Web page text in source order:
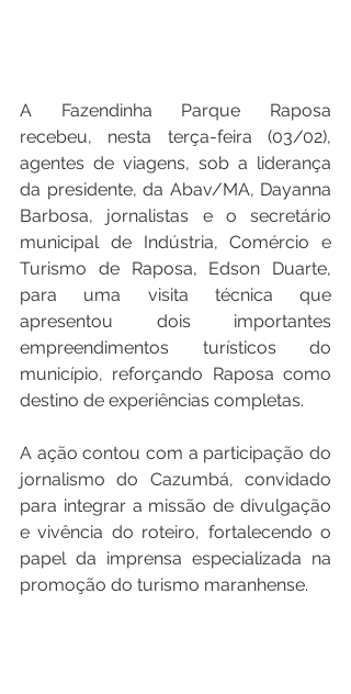
A Fazendinha Parque Raposa
recebeu, nesta terça-feira (03/02),
agentes de viagens, sob a liderança
da presidente, da Abav/MA, Dayanna
Barbosa, jornalistas e o secretário
municipal de Indústria, Comércio e
Turismo de Raposa, Edson Duarte,
para uma visita técnica que
apresentou dois importantes
empreendimentos turísticos do
município, reforçando Raposa como
destino de experiências completas.
A ação contou com a participação do
jornalismo do Cazumbá, convidado
para integrar a missão de divulgação
e vivência do roteiro, fortalecendo o
papel da imprensa especializada na
promoção do turismo maranhense.